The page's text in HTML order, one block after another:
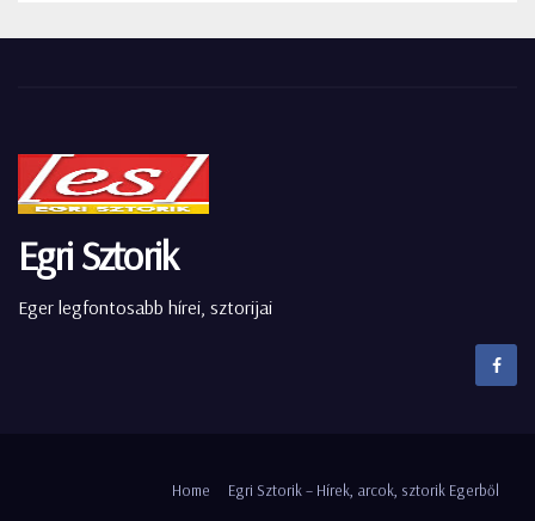
Egri Sztorik
Eger legfontosabb hírei, sztorijai
Home Egri Sztorik – Hírek, arcok, sztorik Egerből